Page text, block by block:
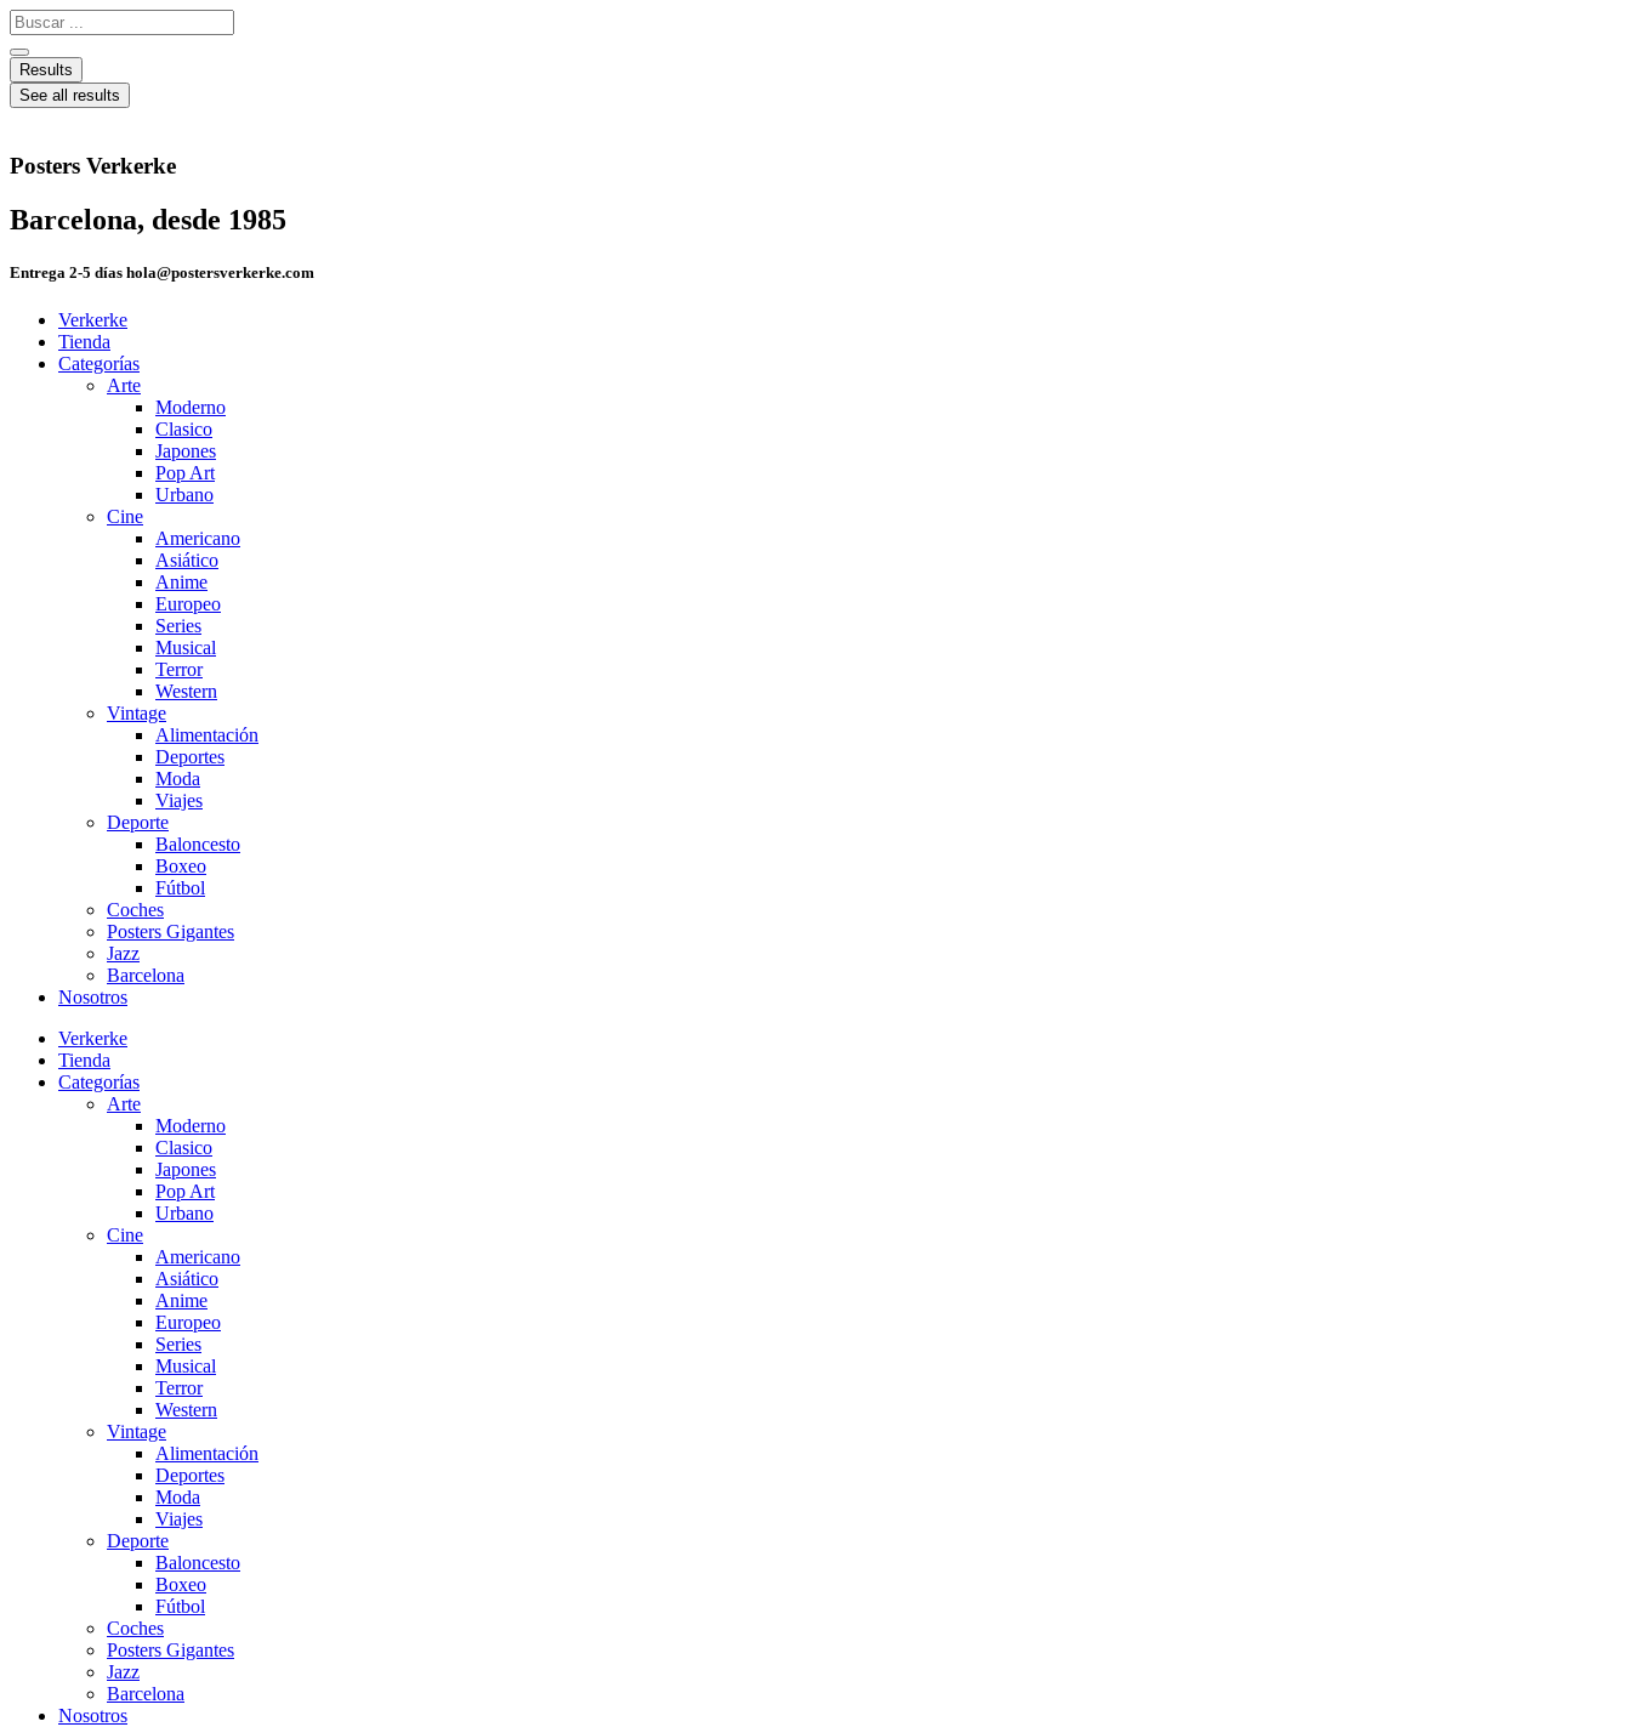
Ir
al
contenido
Search
...
Results
See all results
Posters Verkerke
Barcelona, desde 1985
Entrega 2-5 días hola@postersverkerke.com
Verkerke
Tienda
Categorías
Arte
Moderno
Clasico
Japones
Pop Art
Urbano
Cine
Americano
Asiático
Anime
Europeo
Series
Musical
Terror
Western
Vintage
Alimentación
Deportes
Moda
Viajes
Deporte
Baloncesto
Boxeo
Fútbol
Coches
Posters Gigantes
Jazz
Barcelona
Nosotros
Verkerke
Tienda
Categorías
Arte
Moderno
Clasico
Japones
Pop Art
Urbano
Cine
Americano
Asiático
Anime
Europeo
Series
Musical
Terror
Western
Vintage
Alimentación
Deportes
Moda
Viajes
Deporte
Baloncesto
Boxeo
Fútbol
Coches
Posters Gigantes
Jazz
Barcelona
Nosotros